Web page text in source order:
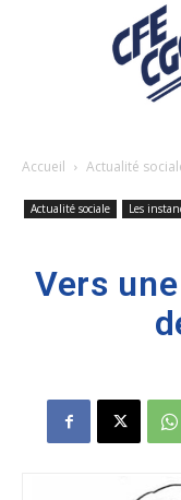
Accueil Actualité
Actualité sociale Les
Vers